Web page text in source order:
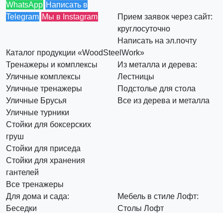
WhatsApp Написать в
Telegram Мы в Instagram
Прием заявок через сайт:
круглосуточно
Написать на эл.почту
Каталог продукции «WoodSteelWork»
Тренажеры и комплексы
Уличные комплексы
Уличные тренажеры
Уличные Брусья
Уличные турники
Стойки для боксерских
груш
Стойки для приседа
Стойки для хранения
гантелей
Все тренажеры
Из металла и дерева:
Лестницы
Подстолье для стола
Все из дерева и металла
Для дома и сада:
Беседки
Мебель в стиле Лофт:
Столы Лофт